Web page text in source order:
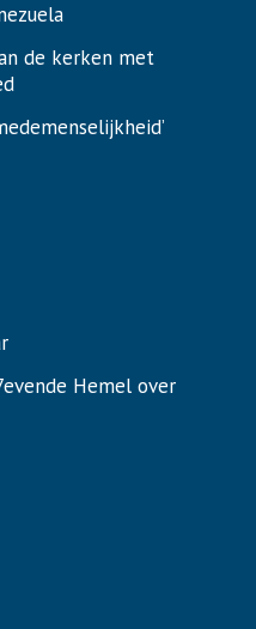
de kerken met
Hemel over